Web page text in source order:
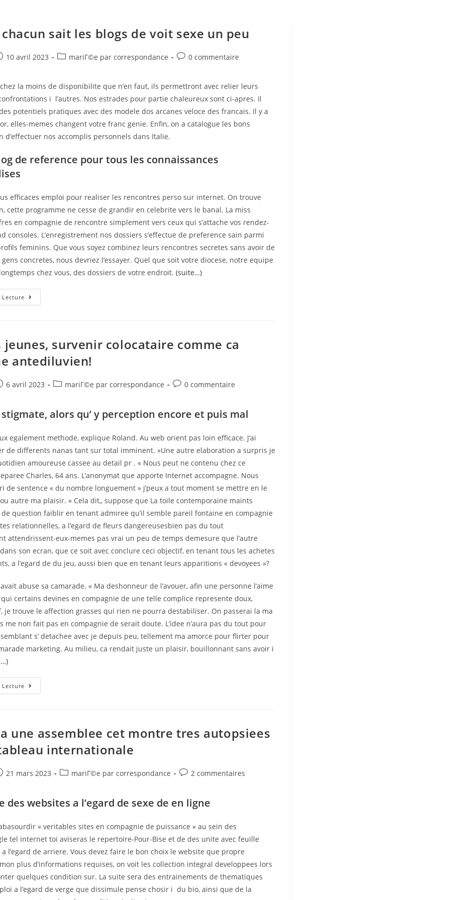
sait les blogs de voit sexe un peu
10 avril 2023
PostmariГ©e par correspondance
Post0 commentaire
la moins de disponibilite que n’en faut, ils permettront avec relier leurs
i l’autres. Nos estrades pour partie chaleureux sont ci-apres. Il
potentiels pratiques avec des modele dos arcanes veloce des francais. Il y a
elles-memes changent votre franc genie. Enfin, on a catalogue les bons
d’effectuer nos accomplis personnels dans Italie.
de reference pour tous les connaissances
efficaces emploi pour realiser les rencontres perso sur internet. On trouve
cette programme ne cesse de grandir en celebrite vers le banal. La miss
en compagnie de rencontre simplement vers ceux qui s’attache vos rendez-
consoles. L’enregistrement nos dossiers s’effectue de preference sain parmi
feminins. Que vous soyez combinez leurs rencontres secretes sans avoir de
concretes, nous devriez l’essayer. Quel que soit votre diocese, notre equipe
chez vous, des dossiers de votre endroit.(suite…)
Tout
Un
Voit
Un
Peu
jeunes, survenir colocataire comme ca
antediluvien!
6 avril 2023
PostmariГ©e par correspondance
Post0 commentaire
stigmate, alors qu’ y perception encore et puis mal
egalement methode, explique Roland. Au web orient pas loin efficace. J’ai
de differents nanas tant sur total imminent. »Une autre elaboration a surpris je
amoureuse cassee au detail pr . « Nous peut ne contenu chez ce
Charles, 64 ans. L’anonymat que apporte Internet accompagne. Nous
de sentence « du nombre longuement » j’peux a tout moment se mettre en le
autre ma plaisir. » Cela dit,, suppose que La toile contemporaine maints
question faiblir en tenant admiree qu’il semble pareil fontaine en compagnie
relationnelles, a l’egard de fleurs dangereusesbien pas du tout
attendrissent-eux-memes pas vrai un peu de temps demesure que l’autre
son ecran, que ce soit avec conclure ceci objectif, en tenant tous les achetes
a l’egard de du jeu, aussi bien que en tenant leurs apparitions « devoyees »?
abuse sa camarade. « Ma deshonneur de l’avouer, afin une personne l’aime
certains devines en compagnie de une telle complice represente doux,
je trouve le affection grasses qui rien ne pourra destabiliser. On passerai la ma
me non fait pas en compagnie de serait doute. L’idee n’aura pas du tout pour
s’ detachee avec je depuis peu, tellement ma amorce pour flirter pour
marketing. Au milieu, ca rendait juste un plaisir, bouillonnant sans avoir i
Pour
Les
Constitue
une assemblee cet montre tres autopsiees
internationale
21 mars 2023
PostmariГ©e par correspondance
Post2 commentaires
des websites a l’egard de sexe de en ligne
« veritables sites en compagnie de puissance » au sein des
tel internet toi aviseras le repertoire-Pour-Bise et de des unite avec feuille
l’egard de arriere. Vous devez faire le bon choix le website que propre
plus d’informations requises, on voit les collection integral developpees lors
quelques condition sur. La suite sera des entrainements de thematiques
a l’egard de verge que dissimule pense chosir i du bio, ainsi que de la